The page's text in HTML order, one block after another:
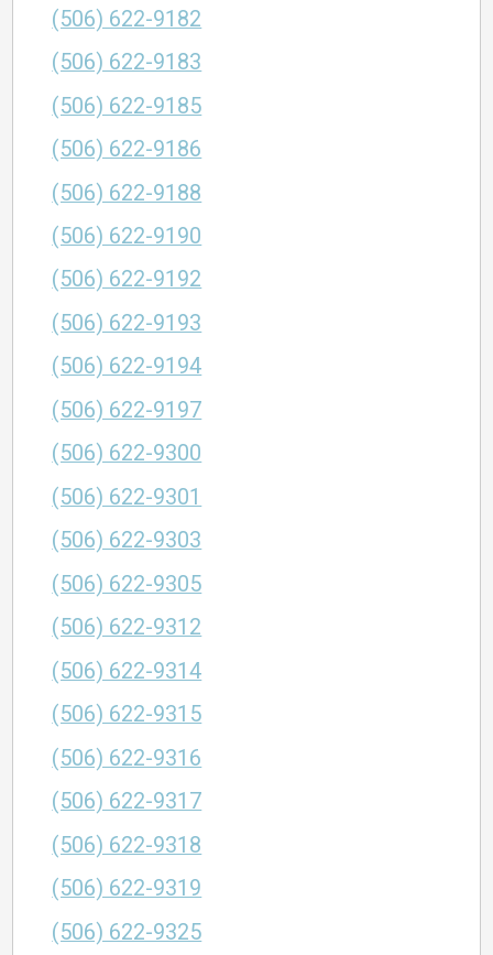
(506) 622-9182
(506) 622-9183
(506) 622-9185
(506) 622-9186
(506) 622-9188
(506) 622-9190
(506) 622-9192
(506) 622-9193
(506) 622-9194
(506) 622-9197
(506) 622-9300
(506) 622-9301
(506) 622-9303
(506) 622-9305
(506) 622-9312
(506) 622-9314
(506) 622-9315
(506) 622-9316
(506) 622-9317
(506) 622-9318
(506) 622-9319
(506) 622-9325